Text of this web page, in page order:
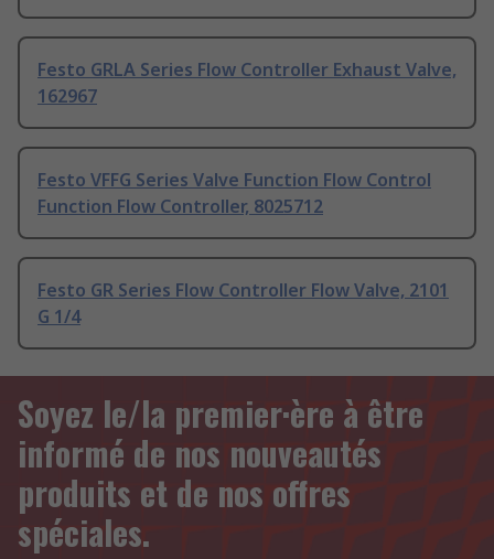
Festo GRLA Series Flow Controller Exhaust Valve,
162967
Festo VFFG Series Valve Function Flow Control
Function Flow Controller, 8025712
Festo GR Series Flow Controller Flow Valve, 2101
G 1/4
Soyez le/la premier·ère à être
informé de nos nouveautés
produits et de nos offres
spéciales.